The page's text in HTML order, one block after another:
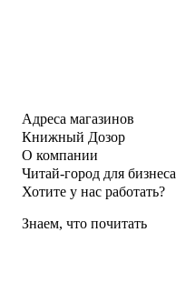
Адреса магазинов
Книжный Дозор
О компании
Читай-город для бизнеса
Хотите у нас работать?
Знаем, что почитать